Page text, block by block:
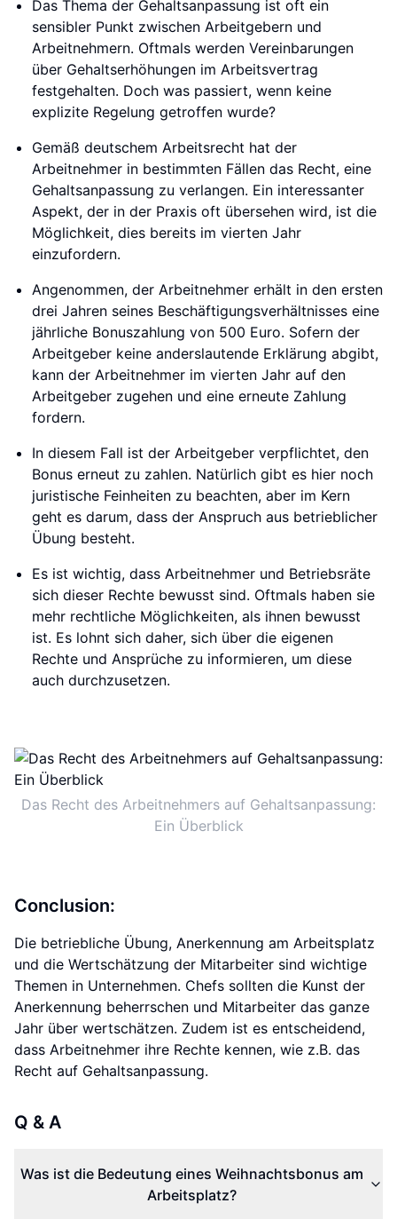
Das Thema der Gehaltsanpassung ist oft ein
sensibler Punkt zwischen Arbeitgebern und
Arbeitnehmern. Oftmals werden Vereinbarungen
über Gehaltserhöhungen im Arbeitsvertrag
festgehalten. Doch was passiert, wenn keine
explizite Regelung getroffen wurde?
Gemäß deutschem Arbeitsrecht hat der
Arbeitnehmer in bestimmten Fällen das Recht, eine
Gehaltsanpassung zu verlangen. Ein interessanter
Aspekt, der in der Praxis oft übersehen wird, ist die
Möglichkeit, dies bereits im vierten Jahr
einzufordern.
Angenommen, der Arbeitnehmer erhält in den ersten
drei Jahren seines Beschäftigungsverhältnisses eine
jährliche Bonuszahlung von 500 Euro. Sofern der
Arbeitgeber keine anderslautende Erklärung abgibt,
kann der Arbeitnehmer im vierten Jahr auf den
Arbeitgeber zugehen und eine erneute Zahlung
fordern.
In diesem Fall ist der Arbeitgeber verpflichtet, den
Bonus erneut zu zahlen. Natürlich gibt es hier noch
juristische Feinheiten zu beachten, aber im Kern
geht es darum, dass der Anspruch aus betrieblicher
Übung besteht.
Es ist wichtig, dass Arbeitnehmer und Betriebsräte
sich dieser Rechte bewusst sind. Oftmals haben sie
mehr rechtliche Möglichkeiten, als ihnen bewusst
ist. Es lohnt sich daher, sich über die eigenen
Rechte und Ansprüche zu informieren, um diese
auch durchzusetzen.
Das Recht des Arbeitnehmers auf Gehaltsanpassung:
Ein Überblick
Conclusion:
Die betriebliche Übung, Anerkennung am Arbeitsplatz
und die Wertschätzung der Mitarbeiter sind wichtige
Themen in Unternehmen. Chefs sollten die Kunst der
Anerkennung beherrschen und Mitarbeiter das ganze
Jahr über wertschätzen. Zudem ist es entscheidend,
dass Arbeitnehmer ihre Rechte kennen, wie z.B. das
Recht auf Gehaltsanpassung.
Q & A
Was ist die Bedeutung eines Weihnachtsbonus am
Arbeitsplatz?